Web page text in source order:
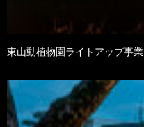
東山動植物園ライトアップ事業